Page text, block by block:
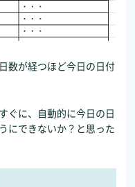
数が経つほど今日の日付
ぐに、自動的に今日の日
にできないか？と思った